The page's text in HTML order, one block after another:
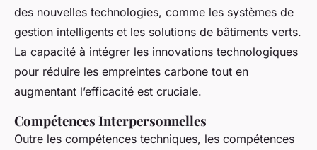
des nouvelles technologies, comme les systèmes de
gestion intelligents et les solutions de bâtiments verts.
La capacité à intégrer les innovations technologiques
pour réduire les empreintes carbone tout en
augmentant l’efficacité est cruciale.
Compétences Interpersonnelles
Outre les compétences techniques, les compétences